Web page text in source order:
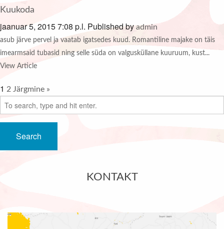
Kuukoda
jaanuar 5, 2015 7:08 p.l. Published byadmin
asub järve pervel ja vaatab igatsedes kuud. Romantiline majake on täis
imearmsaid tubasid ning selle süda on valgusküllane kuuruum, kust...
View Article
1 2 Järgmine »
Search
KONTAKT